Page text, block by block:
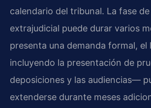
calendario del tribunal. La fase
extrajudicial puede durar varios
presenta una demanda formal,
incluyendo la presentación de
deposiciones y las audiencias—
extenderse durante meses